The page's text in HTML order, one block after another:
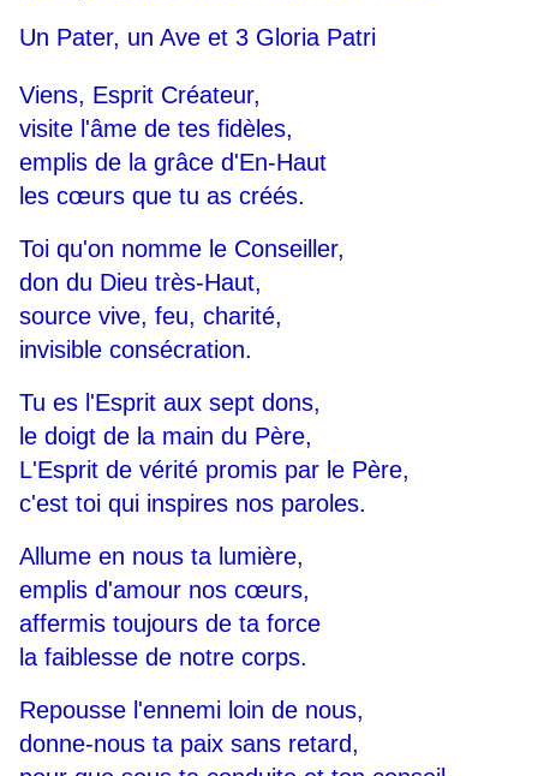
Un Pater, un Ave et 3 Gloria Patri
Viens, Esprit Créateur,
visite l'âme de tes fidèles,
emplis de la grâce d'En-Haut
les cœurs que tu as créés.
Toi qu'on nomme le Conseiller,
don du Dieu très-Haut,
source vive, feu, charité,
invisible consécration.
Tu es l'Esprit aux sept dons,
le doigt de la main du Père,
L'Esprit de vérité promis par le Père,
c'est toi qui inspires nos paroles.
Allume en nous ta lumière,
emplis d'amour nos cœurs,
affermis toujours de ta force
la faiblesse de notre corps.
Repousse l'ennemi loin de nous,
donne-nous ta paix sans retard,